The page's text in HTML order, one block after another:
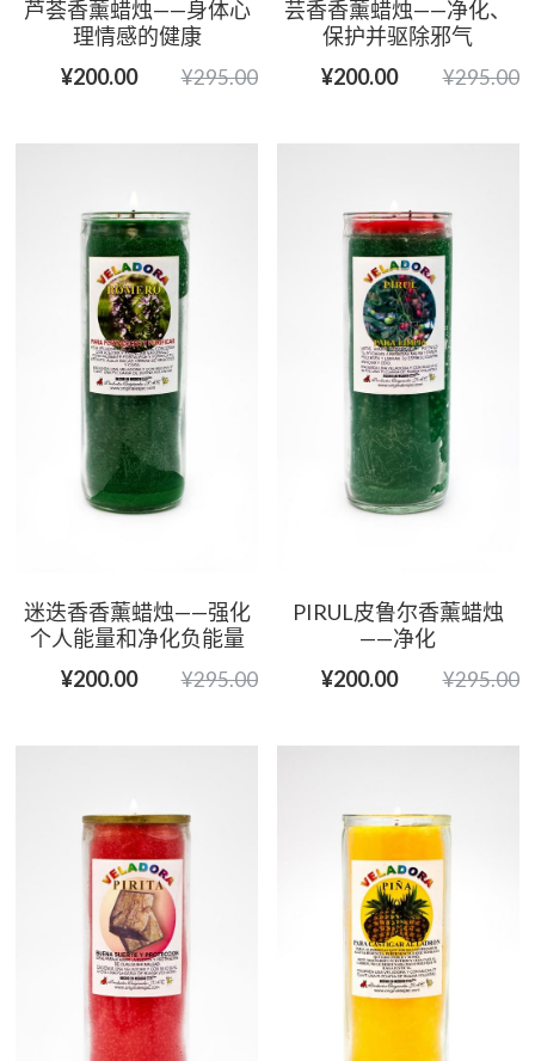
芦荟香薰蜡烛——身体心
理情感的健康
¥200.00
¥295.00
芸香香薰蜡烛——净化、
保护并驱除邪气
¥200.00
¥295.00
迷迭香香薰蜡烛——强化
个人能量和净化负能量
¥200.00
¥295.00
PIRUL皮鲁尔香薰蜡烛
——净化
¥200.00
¥295.00